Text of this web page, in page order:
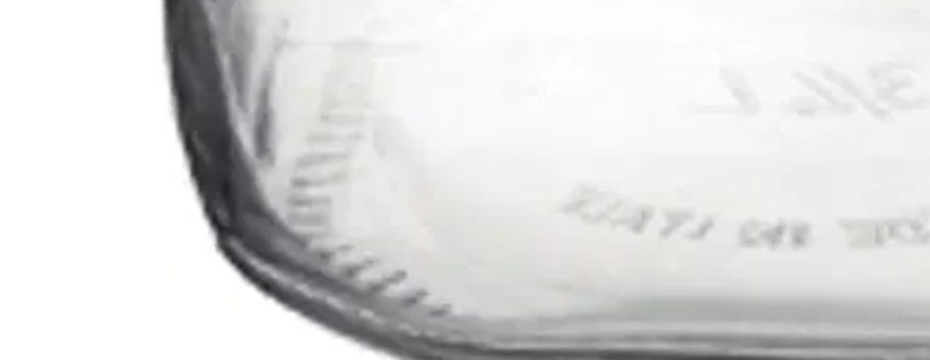
Tuotearvioiden keskiarvo5/5
Näppärän kätevä purkki. Lasipurkki on kaunis katsella ja kätevämpi käytössä kuin tavallinen kierrekansinen purkki.
Oletko tyytyväinen tuotetietoihin?
Ovatko tuotetiedot riittävät? Jos tuotetiedoissa on puutteita tai niitä voisi muuten parantaa, anna palautetta.